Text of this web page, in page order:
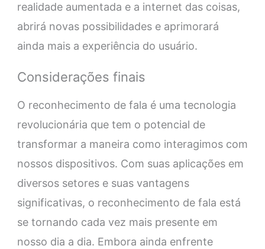
realidade aumentada e a internet das coisas,
abrirá novas possibilidades e aprimorará
ainda mais a experiência do usuário.
Considerações finais
O reconhecimento de fala é uma tecnologia
revolucionária que tem o potencial de
transformar a maneira como interagimos com
nossos dispositivos. Com suas aplicações em
diversos setores e suas vantagens
significativas, o reconhecimento de fala está
se tornando cada vez mais presente em
nosso dia a dia. Embora ainda enfrente